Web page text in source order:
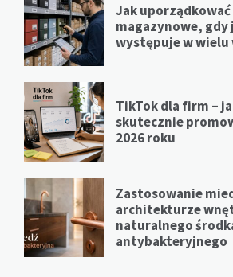
Jak
magazynowe,
występuje w
TikTok dla firm –
skutecznie
2026 roku
Zastosowanie
architekturze
naturalnego
antybakteryjnego